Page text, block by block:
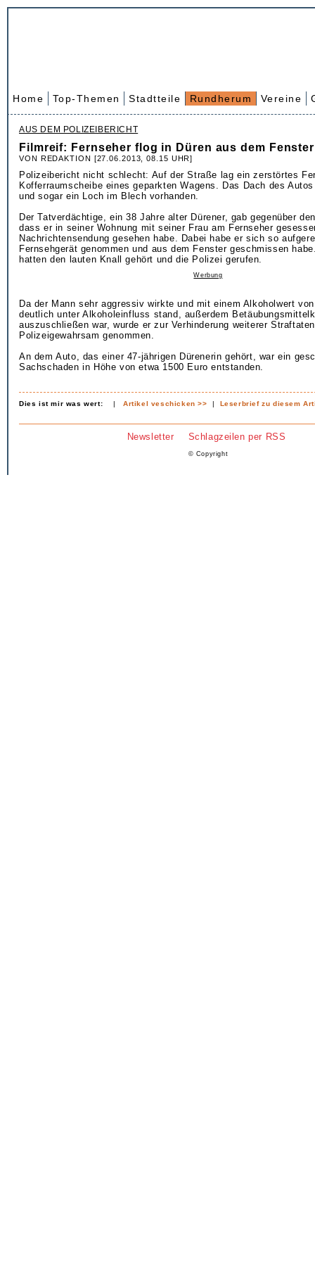
Home Top-Themen Stadtteile Rundherum Vereine
AUS DEM POLIZEIBERICHT
Filmreif: Fernseher flog in Düren aus dem Fenster
VON REDAKTION [27.06.2013, 08.15 UHR]
Polizeibericht nicht schlecht: Auf der Straße lag ein zerstörtes
Kofferraumscheibe eines geparkten Wagens. Das Dach des
und sogar ein Loch im Blech vorhanden.
Der Tatverdächtige, ein 38 Jahre alter Dürener, gab gegenüber
dass er in seiner Wohnung mit seiner Frau am Fernseher
Nachrichtensendung gesehen habe. Dabei habe er sich so
Fernsehgerät genommen und aus dem Fenster geschmissen
hatten den lauten Knall gehört und die Polizei gerufen.
Werbung
Da der Mann sehr aggressiv wirkte und mit einem Alkoholwert
deutlich unter Alkoholeinfluss stand, außerdem
auszuschließen war, wurde er zur Verhinderung weiterer
Polizeigewahrsam genommen.
An dem Auto, das einer 47-jährigen Dürenerin gehört, war ein
Sachschaden in Höhe von etwa 1500 Euro entstanden.
Dies ist mir was wert: |Artikel veschicken >> | Leserbrief zu diesem
Newsletter Schlagzeilen per RSS
© Copyright